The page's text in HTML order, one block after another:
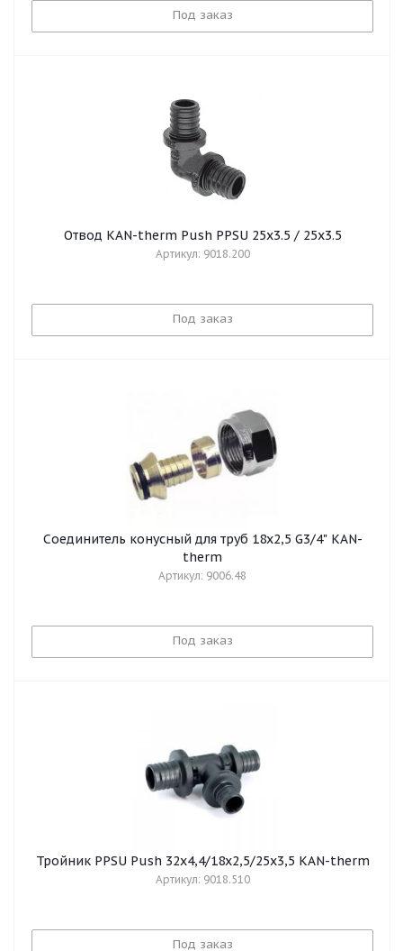
Под заказ
Отвод KAN-therm Push PPSU 25x3.5 / 25x3.5
Артикул: 9018.200
Под заказ
Соединитель конусный для труб 18x2,5 G3/4" KAN-
therm
Артикул: 9006.48
Под заказ
Тройник PPSU Push 32x4,4/18x2,5/25x3,5 KAN-therm
Артикул: 9018.510
Под заказ